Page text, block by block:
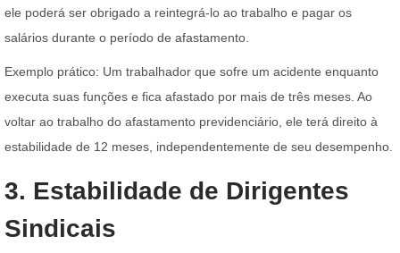
ele poderá ser obrigado a reintegrá-lo ao trabalho e pagar os
salários durante o período de afastamento.
Exemplo prático: Um trabalhador que sofre um acidente enquanto
executa suas funções e fica afastado por mais de três meses. Ao
voltar ao trabalho do afastamento previdenciário, ele terá direito à
estabilidade de 12 meses, independentemente de seu desempenho.
3. Estabilidade de Dirigentes
Sindicais